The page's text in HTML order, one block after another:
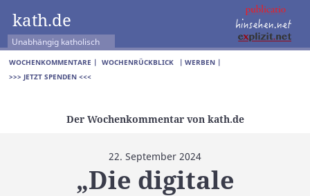
kath.de
Unabhängig katholisch
WOCHENKOMMENTARE | WOCHENRÜCKBLICK
| WERBEN |
>>> JETZT SPENDEN <<<
Der Wochenkommentar von kath.de
22. September 2024
„Die digitale